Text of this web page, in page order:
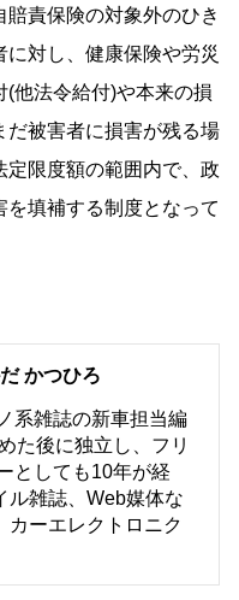
責保険の対象外のひき
対し、健康保険や労災
他法令給付)や本来の損
だ被害者に損害が残る場
限度額の範囲内で、政
填補する制度となって
かつひろ
系雑誌の新車担当編
た後に独立し、フリ
としても10年が経
ル雑誌、Web媒体な
カーエレクトロニク